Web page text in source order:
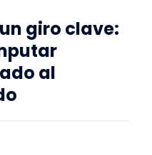
giro clave:
al